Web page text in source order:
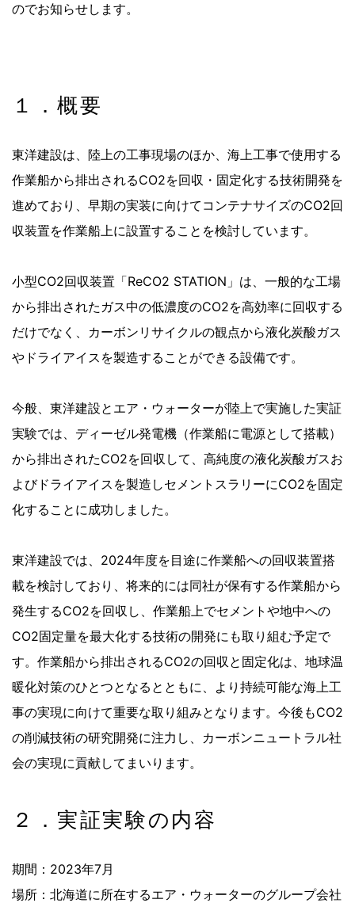
のでお知らせします。
１．概要
東洋建設は、陸上の工事現場のほか、海上工事で使用する
作業船から排出されるCO2を回収・固定化する技術開発を
進めており、早期の実装に向けてコンテナサイズのCO2回
収装置を作業船上に設置することを検討しています。
小型CO2回収装置「ReCO2 STATION」は、一般的な工場
から排出されたガス中の低濃度のCO2を高効率に回収する
だけでなく、カーボンリサイクルの観点から液化炭酸ガス
やドライアイスを製造することができる設備です。
今般、東洋建設とエア・ウォーターが陸上で実施した実証
実験では、ディーゼル発電機（作業船に電源として搭載）
から排出されたCO2を回収して、高純度の液化炭酸ガスお
よびドライアイスを製造しセメントスラリーにCO2を固定
化することに成功しました。
東洋建設では、2024年度を目途に作業船への回収装置搭
載を検討しており、将来的には同社が保有する作業船から
発生するCO2を回収し、作業船上でセメントや地中への
CO2固定量を最大化する技術の開発にも取り組む予定で
す。作業船から排出されるCO2の回収と固定化は、地球温
暖化対策のひとつとなるとともに、より持続可能な海上工
事の実現に向けて重要な取り組みとなります。今後もCO2
の削減技術の研究開発に注力し、カーボンニュートラル社
会の実現に貢献してまいります。
２．実証実験の内容
期間：2023年7月
場所：北海道に所在するエア・ウォーターのグループ会社